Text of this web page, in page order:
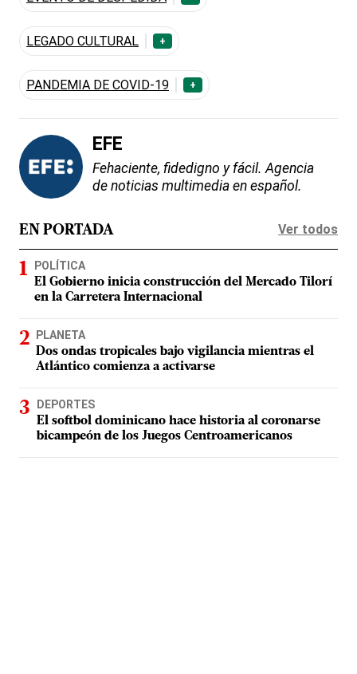
LEGADO CULTURAL +
PANDEMIA DE COVID-19 +
EFE
Fehaciente, fidedigno y fácil. Agencia
de noticias multimedia en español.
EN PORTADA Ver todos
POLÍTICA
El Gobierno inicia construcción del Mercado Tilorí
en la Carretera Internacional
PLANETA
Dos ondas tropicales bajo vigilancia mientras el
Atlántico comienza a activarse
DEPORTES
El softbol dominicano hace historia al coronarse
bicampeón de los Juegos Centroamericanos